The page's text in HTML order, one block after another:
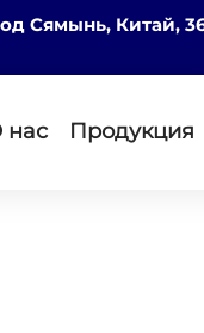
Сямынь, Китай,
нас Продукция